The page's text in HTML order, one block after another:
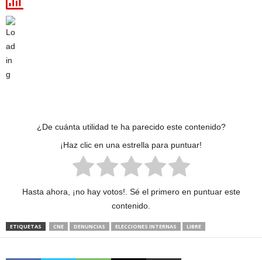
¿De cuánta utilidad te ha parecido este contenido?
¡Haz clic en una estrella para puntuar!
Hasta ahora, ¡no hay votos!. Sé el primero en puntuar este
contenido.
ETIQUETAS CNE DENUNCIAS ELECCIONES INTERNAS LIBRE